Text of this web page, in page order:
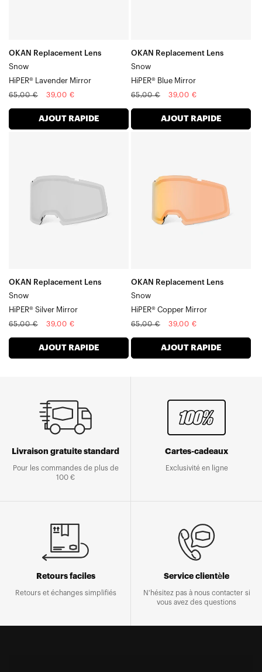
OKAN Replacement Lens
Snow
HiPER® Lavender Mirror
Prix
65,00 €
Prix
39,00 €
AJOUT RAPIDE
OKAN Replacement Lens
Snow
HiPER® Blue Mirror
Prix
65,00 €
Prix
39,00 €
AJOUT RAPIDE
OKAN Replacement Lens
Snow
HiPER® Silver Mirror
Prix
65,00 €
Prix
39,00 €
AJOUT RAPIDE
SnowHiPER®
Mirror
OKAN Replacement Lens
Snow
HiPER® Copper Mirror
Prix
65,00 €
Prix
39,00 €
AJOUT RAPIDE
Livraison gratuite standard
Pour les commandes de plus de
100 €
Cartes-cadeaux
Exclusivité en ligne
Retours faciles
Retours et échanges simplifiés
Service clientèle
N'hésitez pas à nous contacter si
vous avez des questions